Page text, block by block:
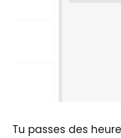
Tu passes des